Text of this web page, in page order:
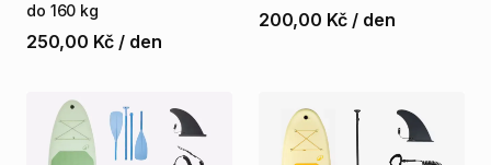
do 160 kg
250,00 Kč / den
200,00 Kč / den